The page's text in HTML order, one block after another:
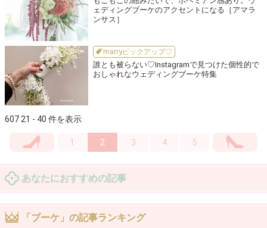
ェディングブーケのアクセントになる［アマラ
ンサス］
marryピックアップ♡
誰とも被らない♡Instagramで見つけた個性的で
おしゃれなウェディングブーケ特集
607 21 - 40 件を表示
1 2 3 4 5
あなたにおすすめの記事
「ブーケ」の記事ランキング